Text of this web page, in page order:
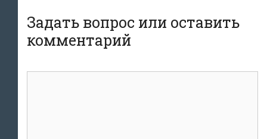
Задать вопрос или оставить
комментарий